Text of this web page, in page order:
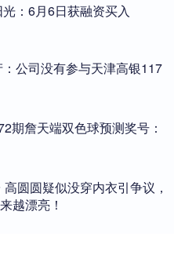
：6月6日获融资买入
公司没有参与天津高银117
期詹天端双色球预测奖号：
圆圆疑似没穿内衣引争议，
越漂亮！